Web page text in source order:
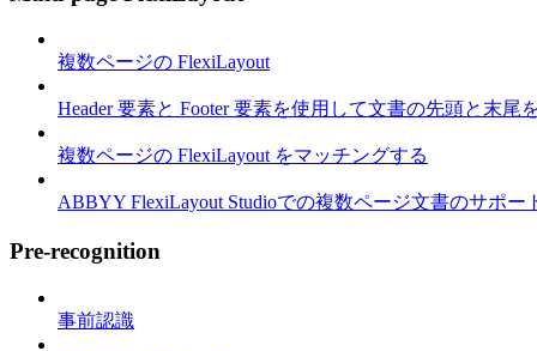
複数ページの FlexiLayout
Header 要素と Footer 要素を使用して文書の先頭と末尾
複数ページの FlexiLayout をマッチングする
ABBYY FlexiLayout Studioでの複数ページ文書のサポー
Pre-recognition
事前認識